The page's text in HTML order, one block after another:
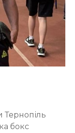
Тернопіль
бокс